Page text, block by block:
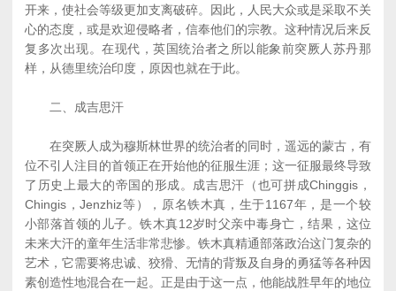
开来，使社会等级更加支离破碎。因此，人民大众或是采取不关
心的态度，或是欢迎侵略者，信奉他们的宗教。这种情况后来反
复多次出现。在现代，英国统治者之所以能象前突厥人苏丹那
样，从德里统治印度，原因也就在于此。
二、成吉思汗
在突厥人成为穆斯林世界的统治者的同时，遥远的蒙古，有
位不引人注目的首领正在开始他的征服生涯；这一征服最终导致
了历史上最大的帝国的形成。成吉思汗（也可拼成Chinggis，
Chingis，Jenzhiz等），原名铁木真，生于1167年，是一个较
小部落首领的儿子。铁木真12岁时父亲中毒身亡，结果，这位
未来大汗的童年生活非常悲惨。铁木真精通部落政治这门复杂的
艺术，它需要将忠诚、狡猾、无情的背叛及自身的勇猛等各种因
素创造性地混合在一起。正是由于这一点，他能战胜早年的地位